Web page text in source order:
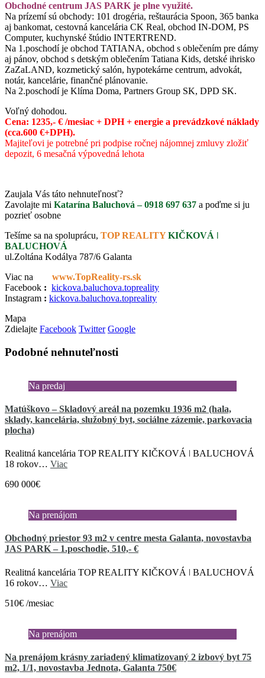
Obchodné centrum JAS PARK je plne využité.
Na prízemí sú obchody: 101 drogéria, reštaurácia Spoon, 365 banka
aj bankomat, cestovná kancelária CK Real, obchod IN-DOM, PS
Computer, kuchynské štúdio INTERTREND.
Na 1.poschodí je obchod TATIANA, obchod s oblečením pre dámy
aj pánov, obchod s detským oblečením Tatiana Kids, detské ihrisko
ZaZaLAND, kozmetický salón, hypotekárne centrum, advokát,
notár, kancelárie, finančné plánovanie.
Na 2.poschodí je Klíma Doma, Partners Group SK, DPD SK.
Voľný dohodou.
Cena: 1235,- € /mesiac + DPH + energie a prevádzkové náklady
(cca.600 €+DPH).
Majiteľovi je potrebné pri podpise ročnej nájomnej zmluvy zložiť
depozit, 6 mesačná výpovedná lehota
Zaujala Vás táto nehnuteľnosť?
Zavolajte mi Katarína Baluchová – 0918 697 637 a poďme si ju
pozrieť osobne
Tešíme sa na spoluprácu, TOP REALITYKIČKOVÁ ǀ
BALUCHOVÁ
ul.Zoltána Kodálya 787/6 Galanta
Viac na www.TopReality-rs.sk
Facebook : kickova.baluchova.topreality
Instagram : kickova.baluchova.topreality
Mapa
Zdielajte Facebook Twitter Google
Podobné nehnuteľnosti
Na predaj
Matúškovo – Skladový areál na pozemku 1936 m2 (hala,
sklady, kancelária, služobný byt, sociálne zázemie, parkovacia
plocha)
Realitná kancelária TOP REALITY KIČKOVÁ ǀ BALUCHOVÁ
18 rokov… Viac
690 000€
Na prenájom
Obchodný priestor 93 m2 v centre mesta Galanta, novostavba
JAS PARK – 1.poschodie, 510,- €
Realitná kancelária TOP REALITY KIČKOVÁ ǀ BALUCHOVÁ
16 rokov… Viac
510€ /mesiac
Na prenájom
Na prenájom krásny zariadený klimatizovaný 2 izbový byt 75
m2, 1/1, novostavba Jednota, Galanta 750€